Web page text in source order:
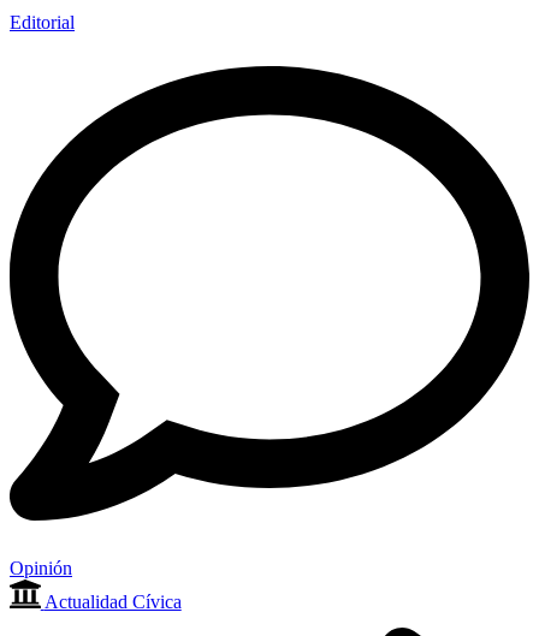
Editorial
Opinión
Actualidad Cívica